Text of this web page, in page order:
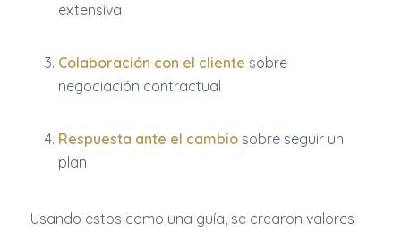
extensiva
Colaboración con el cliente sobre
negociación contractual
Respuesta ante el cambiosobre seguir un
plan
Usando estos como una guía, se crearon valores